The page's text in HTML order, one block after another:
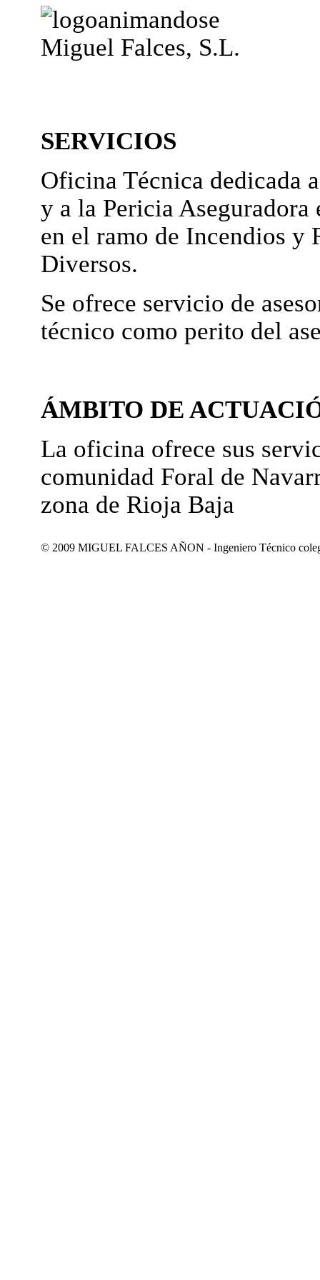
Miguel Falces, S.L.
SERVICIOS
Oficina Técnica dedicada
y a la Pericia Aseguradora
en el ramo de Incendios y
Diversos.
Se ofrece servicio de
técnico como perito del
ÁMBITO DE
La oficina ofrece sus
comunidad Foral de
zona de Rioja Baja
© 2009 MIGUEL FALCES AÑON - Ingeniero Técnico